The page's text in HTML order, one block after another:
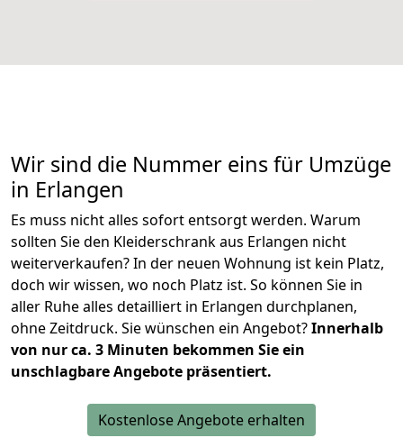
Wir sind die Nummer eins für Umzüge
in Erlangen
Es muss nicht alles sofort entsorgt werden. Warum
sollten Sie den Kleiderschrank aus Erlangen nicht
weiterverkaufen? In der neuen Wohnung ist kein Platz,
doch wir wissen, wo noch Platz ist. So können Sie in
aller Ruhe alles detailliert in Erlangen durchplanen,
ohne Zeitdruck. Sie wünschen ein Angebot?Innerhalb
von nur ca. 3 Minuten bekommen Sie ein
unschlagbare Angebote präsentiert.
Kostenlose Angebote erhalten